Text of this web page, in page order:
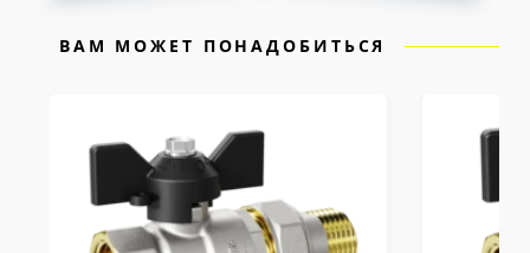
деформаций и разрушений.
удерживает лен или ФУМ-ленту от
сдвига при накручивании, сокращая
время монтажа и исключая перерасход
уплотнителя.
ВАМ МОЖЕТ ПОНАДОБИТЬСЯ